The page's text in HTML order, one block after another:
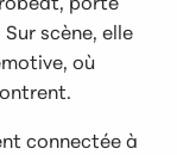
scène, elle
où
connectée à